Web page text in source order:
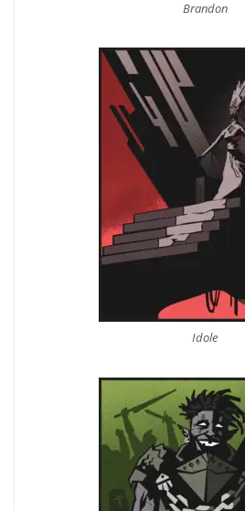
Brandon
Idole